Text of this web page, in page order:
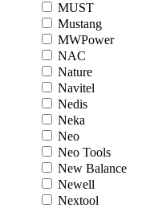
MUST
Mustang
MWPower
NAC
Nature
Navitel
Nedis
Neka
Neo
Neo Tools
New Balance
Newell
Nextool